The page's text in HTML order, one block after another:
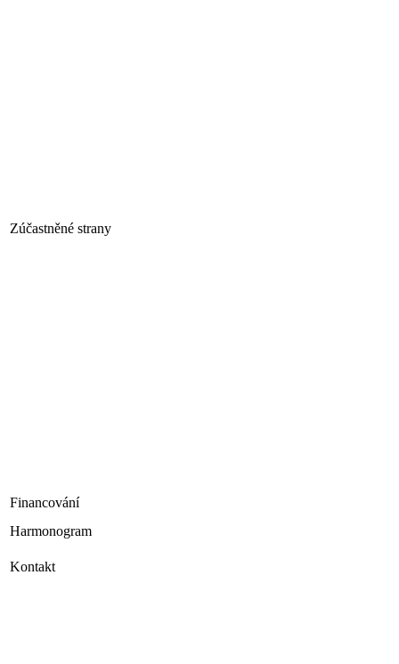
Zúčastněné strany
Financování
Harmonogram
Kontakt